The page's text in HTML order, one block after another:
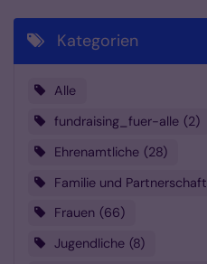
Kategorien
Alle
fundraising_fuer-alle 2
Ehrenamtliche 28
Familie und Partnerschaft
Frauen
66
Jugendliche 8